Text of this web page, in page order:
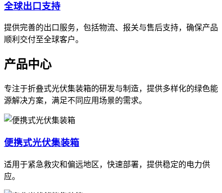
全球出口支持
提供完善的出口服务，包括物流、报关与售后支持，确保产品
顺利交付至全球客户。
产品中心
专注于折叠式光伏集装箱的研发与制造，提供多样化的绿色能
源解决方案，满足不同应用场景的需求。
便携式光伏集装箱
适用于紧急救灾和偏远地区，快速部署，提供稳定的电力供
应。